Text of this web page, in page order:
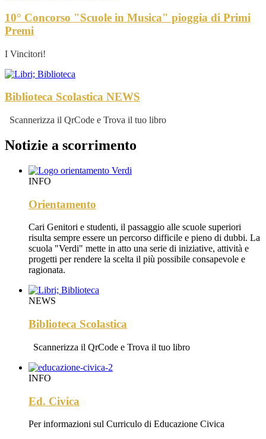
10° Concorso "Scuole in Musica" pioggia di Primi
Premi
I Vincitori!
Biblioteca Scolastica NEWS
Scannerizza il QrCode e Trova il tuo libro
Notizie a scorrimento
INFO
Orientamento
Cari Genitori e studenti, il passaggio alle scuole superiori
risulta sempre essere un percorso difficile e pieno di dubbi. La
scuola "Verdi" mette in atto una serie di iniziative, attività e
progetti per rendere la scelta il più possibile consapevole e
ragionata.
NEWS
Biblioteca Scolastica
Scannerizza il QrCode e Trova il tuo libro
INFO
Ed. Civica
Per informazioni sul Curriculo di Educazione Civica